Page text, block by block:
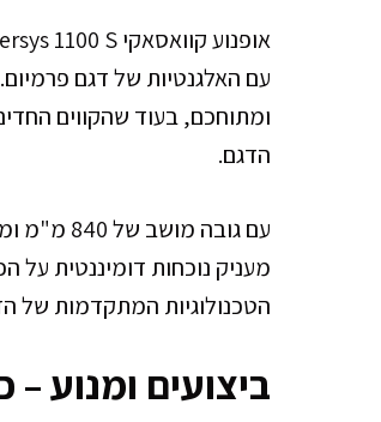
ומתוחכם, בעוד שהקווים
הדגם.
הטכנולוגיות המתקדמות של
ביצועים ומנוע